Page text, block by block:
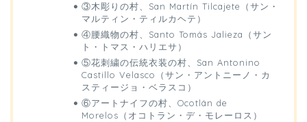
③木彫りの村、San Martín Tilcajete（サン・
マルティン・ティルカヘテ）
④腰織物の村、Santo Tomás Jalieza（サン
ト・トマス・ハリエサ）
⑤花刺繍の伝統衣装の村、San Antonino
Castillo Velasco（サン・アントニーノ・カ
スティージョ・ベラスコ）
⑥アートナイフの村、Ocotlán de
Morelos（オコトラン・デ・モレーロス）